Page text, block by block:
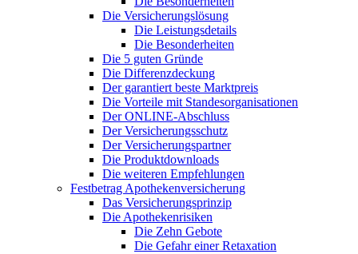
Die Versicherungslösung
Die Leistungsdetails
Die Besonderheiten
Die 5 guten Gründe
Die Differenzdeckung
Der garantiert beste Marktpreis
Die Vorteile mit Standesorganisationen
Der ONLINE-Abschluss
Der Versicherungsschutz
Der Versicherungspartner
Die Produktdownloads
Die weiteren Empfehlungen
Festbetrag Apothekenversicherung
Das Versicherungsprinzip
Die Apothekenrisiken
Die Zehn Gebote
Die Gefahr einer Retaxation